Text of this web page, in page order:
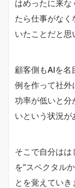
はめったに来な
たら仕事がなく
いたことだと思
顧客側もAIを名
例を作って社外
功率が低いと分
いという状況が
そこで自分は
を”スペクタル
とを覚えていき